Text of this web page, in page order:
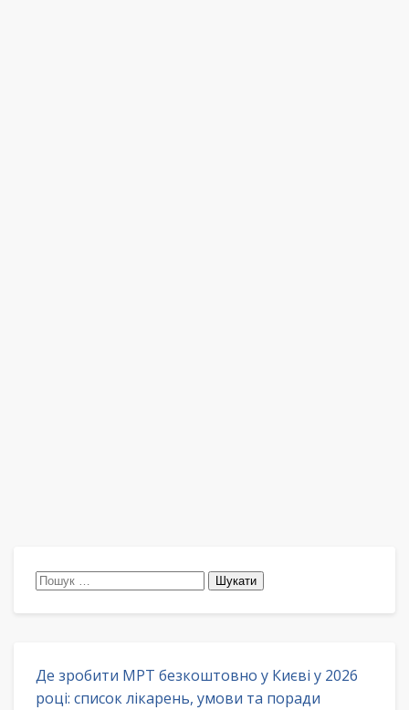
Пошук:
Де зробити МРТ безкоштовно у Києві у 2026
році: список лікарень, умови та поради